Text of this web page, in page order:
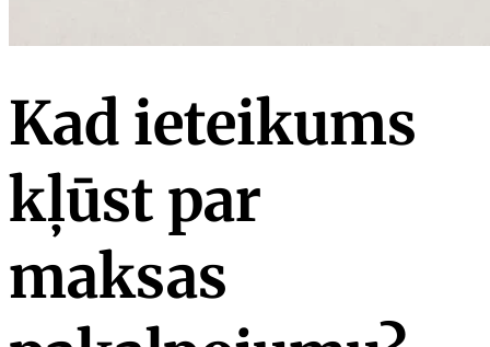
Kad ieteikums
kļūst par
maksas